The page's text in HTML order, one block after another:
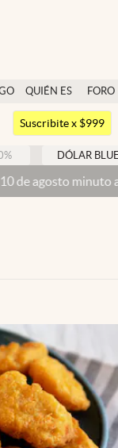
QUIÉN ES
QUIÉN
FORO
Argentina
México
Suscribite x $999
DÓLAR BLUE $
agosto minuto a